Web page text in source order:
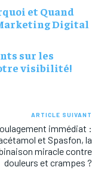
et Quand
Digital
sur les
visibilité!
ARTICLE SUIVANT
immédiat :
et Spasfon, la
miracle contre
douleurs et crampes ?